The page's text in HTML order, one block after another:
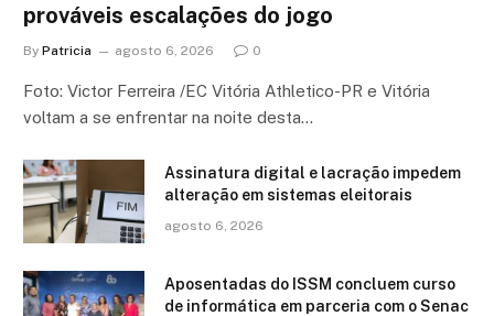
prováveis escalações do jogo
By Patricia agosto 6, 2026 0
Foto: Victor Ferreira /EC Vitória Athletico-PR e Vitória
voltam a se enfrentar na noite desta…
Assinatura digital e lacração impedem
alteração em sistemas eleitorais
agosto 6, 2026
Aposentadas do ISSM concluem curso
de informática em parceria com o Senac